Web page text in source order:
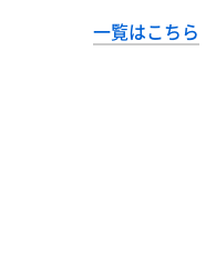
一覧はこちら